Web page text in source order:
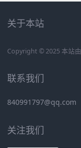
关于本站
Copyright © 2025 本站由
联系我们
840991797@qq.com
关注我们